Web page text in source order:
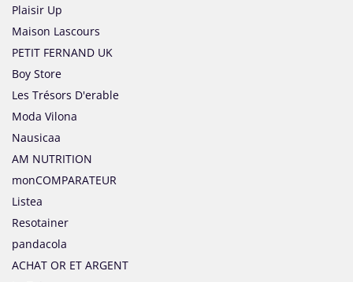
Plaisir Up
Maison Lascours
PETIT FERNAND UK
Boy Store
Les Trésors D'erable
Moda Vilona
Nausicaa
AM NUTRITION
monCOMPARATEUR
Listea
Resotainer
pandacola
ACHAT OR ET ARGENT